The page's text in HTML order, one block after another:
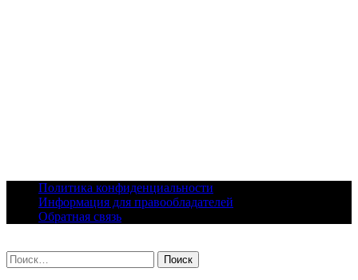
content
Политика конфиденциальности
Информация для правообладателей
Обратная связь
Найти: